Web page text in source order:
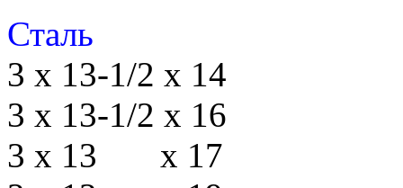
Сталь
3 х 13-1/2 х 14
3 х 13-1/2 х 16
3 х 13 х 17